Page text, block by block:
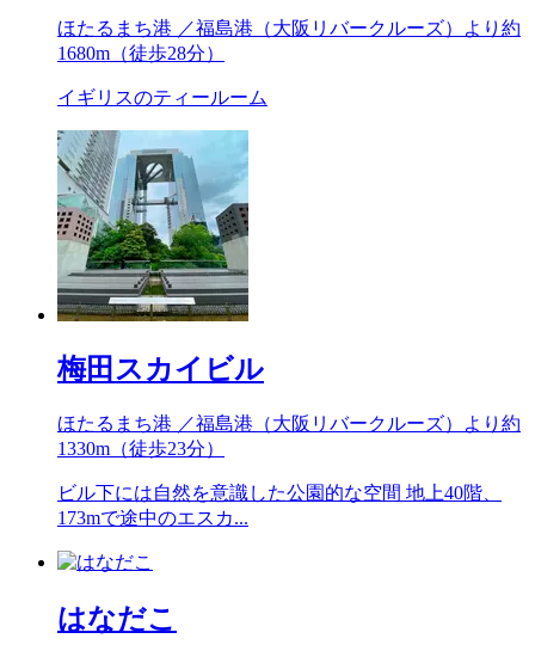
ほたるまち港 ／福島港（大阪リバークルーズ）より約
1680m （徒歩28分）
イギリスのティールーム
梅田スカイビル
ほたるまち港 ／福島港（大阪リバークルーズ）より約
1330m （徒歩23分）
ビル下には自然を意識した公園的な空間 地上40階、
173mで途中のエスカ...
はなだこ